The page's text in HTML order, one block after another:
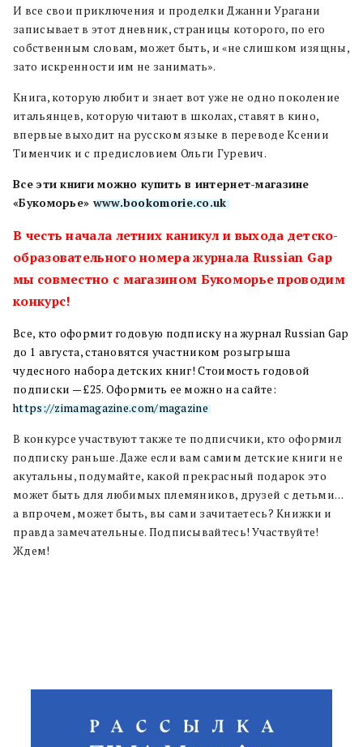
И все свои приключения и проделки Джанни Урагани
записывает в этот дневник, страницы которого, по его
собственным словам, может быть, и «не слишком изящны,
зато искренности им не занимать».
Книга, которую любит и знает вот уже не одно поколение
итальянцев, которую читают в школах, ставят в кино,
впервые выходит на русском языке в переводе Ксении
Тименчик и с предисловием Ольги Гуревич.
Все эти книги можно купить в интернет-магазине
«Букоморье» www.bookomorie.co.uk
В честь начала летних каникул и выхода детско-
образовательного номера журнала Russian Gap
мы совместно с магазином Букоморье проводим
конкурс!
Все, кто оформит годовую подписку на журнал Russian Gap
до 1 августа, становятся участником розыгрыша
чудесного набора детских книг! Стоимость годовой
подписки — £25. Оформить ее можно на сайте:
https://zimamagazine.com/magazine
В конкурсе участвуют также те подписчики, кто оформил
подписку раньше. Даже если вам самим детские книги не
акутальны, подумайте, какой прекрасный подарок это
может быть для любимых племяников, друзей с детьми…
а впрочем, может быть, вы сами зачитаетесь? Книжки и
правда замечательные. Подписывайтесь! Участвуйте!
Ждем!